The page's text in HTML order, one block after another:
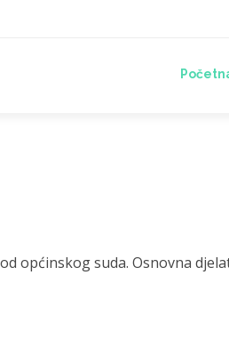
općinskog suda. Osnovna